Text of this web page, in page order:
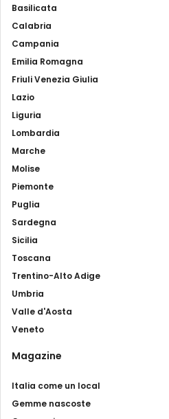
Basilicata
Calabria
Campania
Emilia Romagna
Friuli Venezia Giulia
Lazio
Liguria
Lombardia
Marche
Molise
Piemonte
Puglia
Sardegna
Sicilia
Toscana
Trentino-Alto Adige
Umbria
Valle d'Aosta
Veneto
Magazine
Italia come un local
Gemme nascoste